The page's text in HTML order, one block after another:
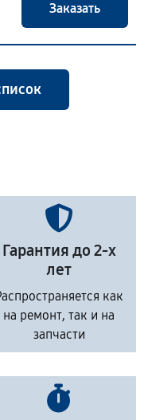
Заказать
Гарантия до 2-х
лет
как
на ремонт, так и на
запчасти